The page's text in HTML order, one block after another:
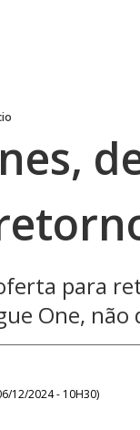
para
One,
12/2024 - 10H30)